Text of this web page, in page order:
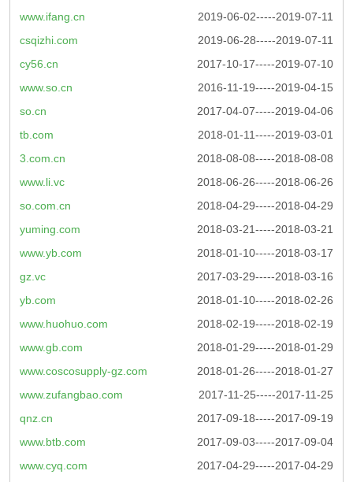
2019-06-02-----2019-07-11
www.ifang.cn
2019-06-28-----2019-07-11
csqizhi.com
2017-10-17-----2019-07-10
cy56.cn
2016-11-19-----2019-04-15
www.so.cn
2017-04-07-----2019-04-06
so.cn
2018-01-11-----2019-03-01
tb.com
2018-08-08-----2018-08-08
3.com.cn
2018-06-26-----2018-06-26
www.li.vc
2018-04-29-----2018-04-29
so.com.cn
2018-03-21-----2018-03-21
yuming.com
2018-01-10-----2018-03-17
www.yb.com
2017-03-29-----2018-03-16
gz.vc
2018-01-10-----2018-02-26
yb.com
2018-02-19-----2018-02-19
www.huohuo.com
2018-01-29-----2018-01-29
www.gb.com
2018-01-26-----2018-01-27
www.coscosupply-gz.com
2017-11-25-----2017-11-25
www.zufangbao.com
2017-09-18-----2017-09-19
qnz.cn
2017-09-03-----2017-09-04
www.btb.com
2017-04-29-----2017-04-29
www.cyq.com